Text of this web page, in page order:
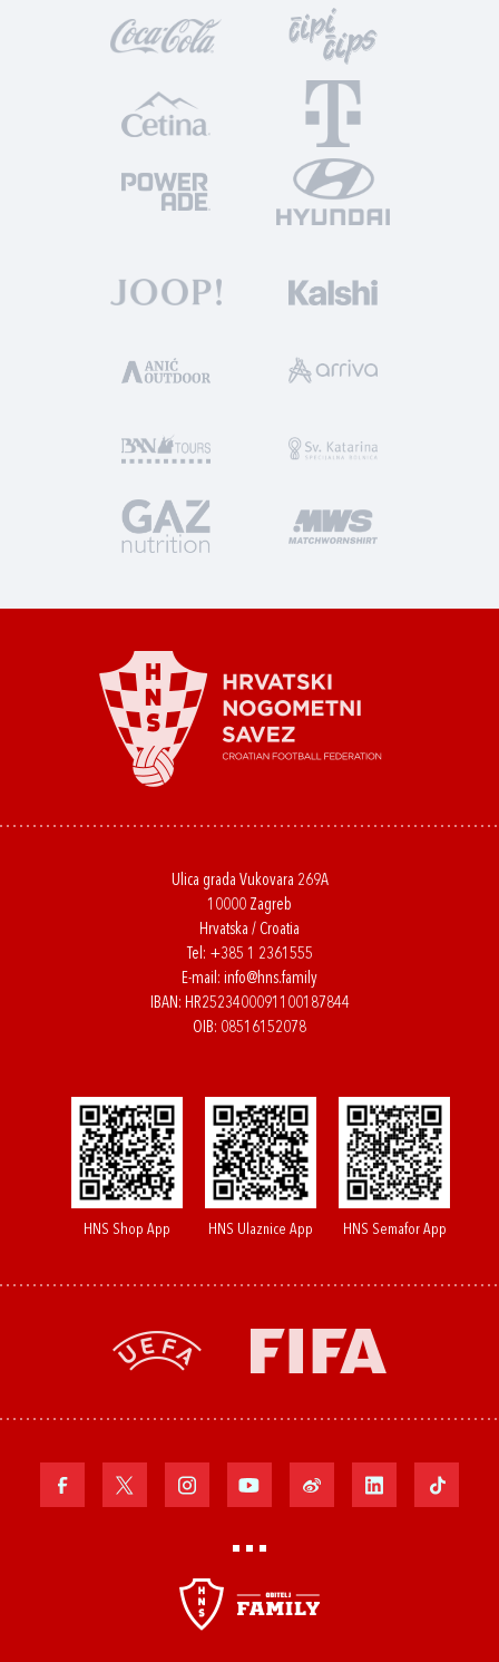
Ulica grada Vukovara 269A
10000 Zagreb
Hrvatska / Croatia
Tel: +385 1 2361555
E-mail: info@hns.family
IBAN: HR2523400091100187844
OIB: 08516152078
HNS Shop App HNS Ulaznice App HNS Semafor App